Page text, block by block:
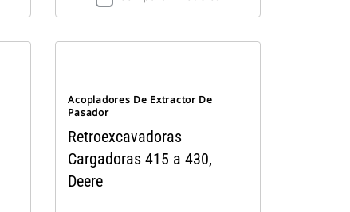
Acopladores De Extractor De
Pasador
Retroexcavadoras
Cargadoras 415 a 430,
Deere